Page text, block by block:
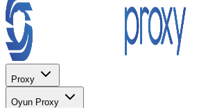
Proxy
Oyun Proxy